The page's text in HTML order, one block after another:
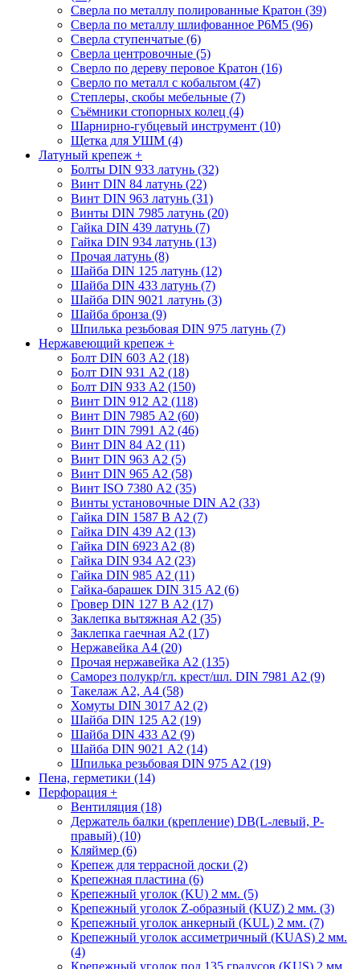
Сверла по металлу полированные Кратон (39)
Сверла по металлу шлифованное Р6М5 (96)
Сверла ступенчатые (6)
Сверла центровочные (5)
Сверло по дереву перовое Кратон (16)
Сверло по металл с кобальтом (47)
Степлеры, скобы мебельные (7)
Съёмники стопорных колец (4)
Шарнирно-губцевый инструмент (10)
Щетка для УШМ (4)
Латуный крепеж +
Болты DIN 933 латунь (32)
Винт DIN 84 латунь (22)
Винт DIN 963 латунь (31)
Винты DIN 7985 латунь (20)
Гайка DIN 439 латунь (7)
Гайка DIN 934 латунь (13)
Прочая латунь (8)
Шайба DIN 125 латунь (12)
Шайба DIN 433 латунь (7)
Шайба DIN 9021 латунь (3)
Шайба бронза (9)
Шпилька резьбовая DIN 975 латунь (7)
Нержавеющий крепеж +
Болт DIN 603 А2 (18)
Болт DIN 931 А2 (18)
Болт DIN 933 А2 (150)
Винт DIN 912 А2 (118)
Винт DIN 7985 А2 (60)
Винт DIN 7991 А2 (46)
Винт DIN 84 А2 (11)
Винт DIN 963 А2 (5)
Винт DIN 965 А2 (58)
Винт ISO 7380 А2 (35)
Винты установочные DIN А2 (33)
Гайка DIN 1587 В А2 (7)
Гайка DIN 439 А2 (13)
Гайка DIN 6923 A2 (8)
Гайка DIN 934 А2 (23)
Гайка DIN 985 А2 (11)
Гайка-барашек DIN 315 А2 (6)
Гровер DIN 127 В А2 (17)
Заклепка вытяжная А2 (35)
Заклепка гаечная А2 (17)
Нержавейка А4 (20)
Прочая нержавейка А2 (135)
Саморез полукр/гл. крест/шл. DIN 7981 А2 (9)
Такелаж А2, А4 (58)
Хомуты DIN 3017 А2 (2)
Шайба DIN 125 А2 (19)
Шайба DIN 433 А2 (9)
Шайба DIN 9021 А2 (14)
Шпилька резьбовая DIN 975 А2 (19)
Пена, герметики (14)
Перфорация +
Вентиляция (18)
Держатель балки (крепление) DB(L-левый, P-
правый) (10)
Кляймер (6)
Крепеж для террасной доски (2)
Крепежная пластина (6)
Крепежный уголок (KU) 2 мм. (5)
Крепежный уголок Z-образный (KUZ) 2 мм. (3)
Крепежный уголок анкерный (KUL) 2 мм. (7)
Крепежный уголок ассиметричный (KUAS) 2 мм.
(4)
Крепежный уголок под 135 градусов (KUS) 2 мм.